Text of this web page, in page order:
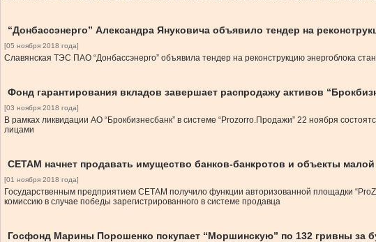
“Донбассэнерго” Александра Януковича объявило тендер на
[05 ноября 2018 года]
Славянская ТЭС ПАО “Донбассэнерго” объявила тендер на реконструкцию энергоблока
Фонд гарантирования вкладов завершает распродажу активов
[03 ноября 2018 года]
В рамках ликвидации АО “Брокбизнесбанк” в системе “Prozorro.Продажи” 22 ноября
лицами
СЕТАМ начнет продавать имущество банков-банкротов и объекты малой
[01 ноября 2018 года]
Государственным предприятием СЕТАМ получило функции авторизованной площадки
комиссию в случае победы зарегистрированного в системе продавца
Госфонд Марины Порошенко покупает “Моршинскую” по 132 гривны за